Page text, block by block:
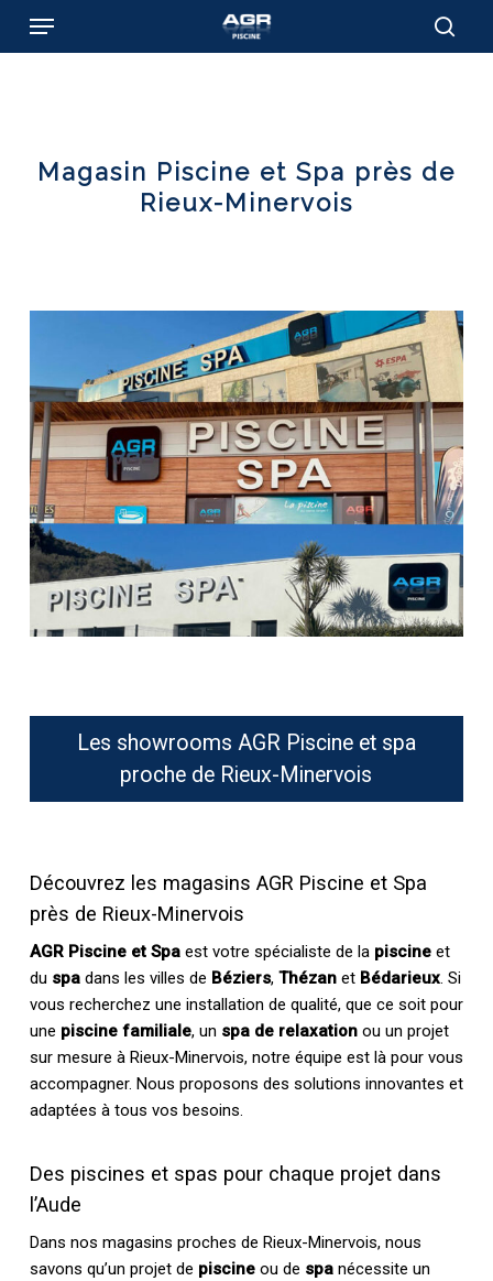
Menu
Magasin Piscine et Spa près de
Rieux-Minervois
Les showrooms AGR Piscine et spa
proche de Rieux-Minervois
Découvrez les magasins AGR Piscine et Spa
près de Rieux-Minervois
AGR Piscine et Spaest votre spécialiste de la piscineet
du spadans les villes de Béziers, Thézanet Bédarieux. Si
vous recherchez une installation de qualité, que ce soit pour
une piscine familiale, un spa de relaxationou un projet
sur mesure à Rieux-Minervois, notre équipe est là pour vous
accompagner. Nous proposons des solutions innovantes et
adaptées à tous vos besoins.
Des piscines et spas pour chaque projet dans
l’Aude
Dans nos magasins proches de Rieux-Minervois, nous
savons qu’un projet de piscineou de spanécessite un